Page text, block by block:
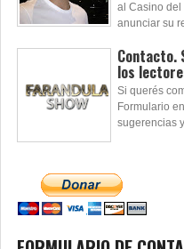
al Casino del
anunciar su
Contacto.
los
Si querés
Formulario
sugerencias